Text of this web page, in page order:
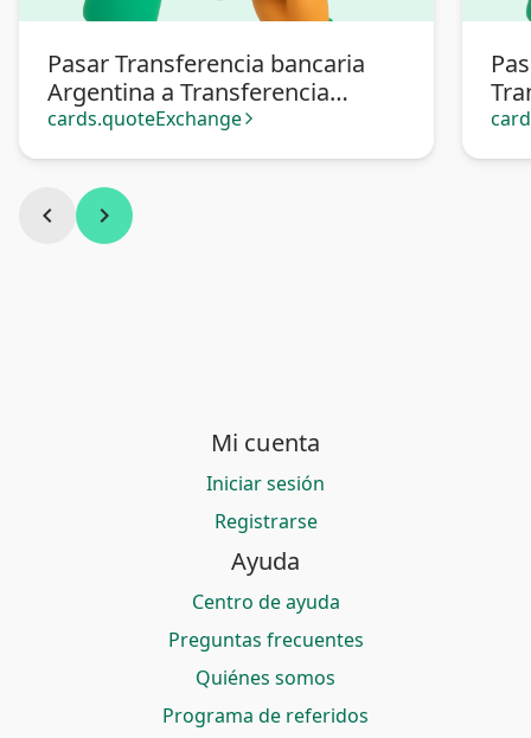
Pasar Transferencia bancaria
Argentina a Transferencia
Bancaria Bolivia
cards.quoteExchange arrow_forward_ios
chevron_left chevron_right
Mi cuenta
Iniciar sesión
Registrarse
Ayuda
Centro de ayuda
Preguntas frecuentes
Quiénes somos
Programa de referidos